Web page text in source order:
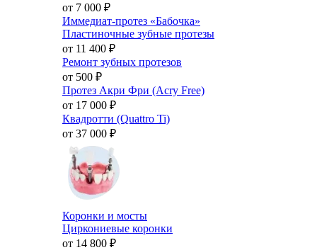
от 7 000 ₽
Иммедиат-протез «Бабочка»
Пластиночные зубные протезы
от 11 400 ₽
Ремонт зубных протезов
от 500 ₽
Протез Акри Фри (Acry Free)
от 17 000 ₽
Квадротти (Quattro Ti)
от 37 000 ₽
Коронки и мосты
Циркониевые коронки
от 14 800 ₽